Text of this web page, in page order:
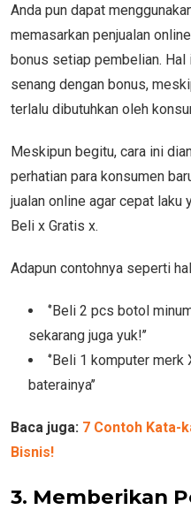
Anda pun dapat
memasarkan penjualan
bonus setiap pembelian.
senang dengan bonus,
terlalu dibutuhkan oleh
Meskipun begitu, cara ini
perhatian para konsumen
jualan online agar cepat laku
Beli x Gratis x.
Adapun contohnya seperti
‘’Beli 2 pcs botol
sekarang juga yuk!’’
‘’Beli 1 komputer
baterainya’’
Baca juga: 7 Contoh Kata-
Bisnis!
3. Memberikan